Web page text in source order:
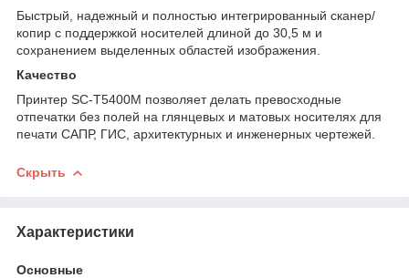
Быстрый, надежный и полностью интегрированный сканер/
копир с поддержкой носителей длиной до 30,5 м и
сохранением выделенных областей изображения.
Качество
Принтер SC-T5400M позволяет делать превосходные
отпечатки без полей на глянцевых и матовых носителях для
печати САПР, ГИС, архитектурных и инженерных чертежей.
Скрыть
Характеристики
Основные